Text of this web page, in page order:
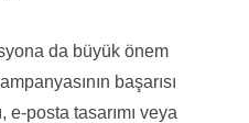
da büyük önem
başarısı
e-posta tasarımı veya